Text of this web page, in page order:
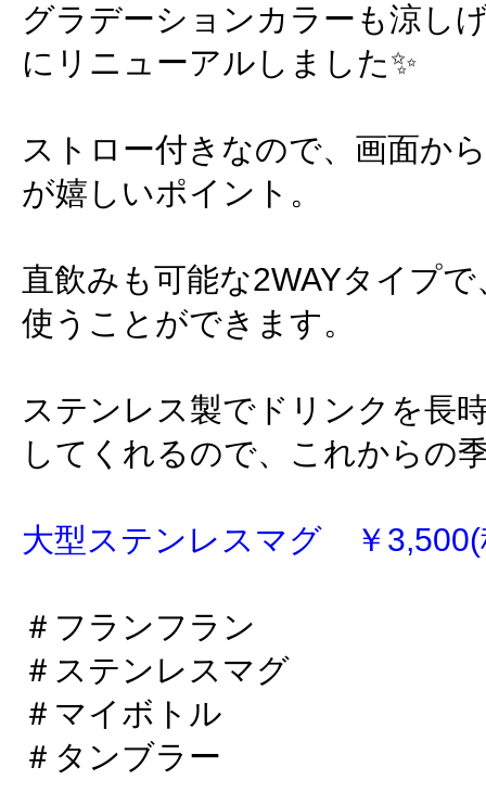
グラデーションカラーも涼し
にリニューアルしました✨
ストロー付きなので、画面か
が嬉しいポイント。
直飲みも可能な2WAYタイプ
使うことができます。
ステンレス製でドリンクを長
してくれるので、これからの
大型ステンレスマグ ￥3,500(
＃フランフラン
＃ステンレスマグ
＃マイボトル
＃タンブラー